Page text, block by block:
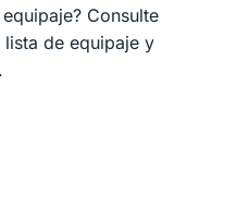
Consulte
de equipaje y